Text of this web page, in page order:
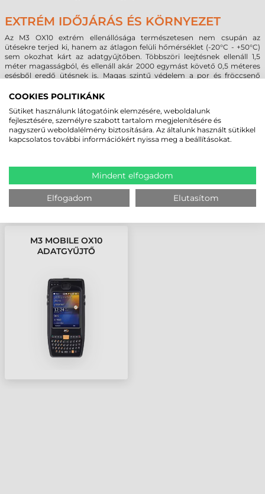
EXTRÉM IDŐJÁRÁS ÉS KÖRNYEZET
Az M3 OX10 extrém ellenállósága természetesen nem csupán az
ütésekre terjed ki, hanem az átlagon felüli hőmérséklet (-20°C - +50°C)
sem okozhat kárt az adatgyűjtőben. Többszöri leejtésnek ellenáll 1,5
méter magasságból, és ellenáll akár 2000 egymást követő 0,5 méteres
esésből eredő ütésnek is. Magas szintű védelem a por és fröccsenő
MEGBÍZHAT BENNÜNK! ISMERJE MEG
VÁSÁRLÓINK VÉLEMÉNYÉT
KÖVESSE BE YOUTUBE CSATORNÁNKAT!
LEGUTÓBB MEGTEKINTETT TERMÉKEK
M3 MOBILE OX10
ADATGYŰJTŐ
COOKIES POLITIKÁNK
Sütiket használunk látogatóink elemzésére, weboldalunk
fejlesztésére, személyre szabott tartalom megjelenítésére és
nagyszerű weboldalélmény biztosítására. Az általunk használt sütikkel
kapcsolatos további információkért nyissa meg a beállításokat.
Mindent elfogadom
Elfogadom Elutasítom